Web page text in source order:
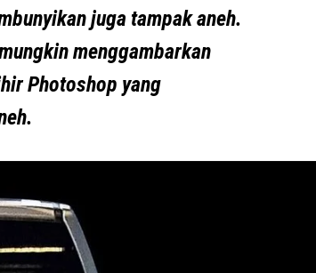
juga tampak aneh.
menggambarkan
Photoshop yang